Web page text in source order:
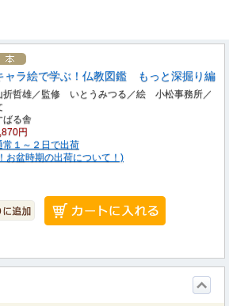
ャラ絵で学ぶ！仏教図鑑 もっと深掘り編
折哲雄／監修 いとうみつる／絵 小松事務所／
ばる舎
円
常１～２日で出荷
お盆時期の出荷について！)